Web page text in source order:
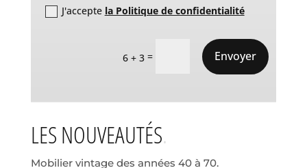
J'accepte la Politique de confidentialité
6 + 3 = Envoyer
LES NOUVEAUTÉS
Mobilier vintage des années 40 à 70.